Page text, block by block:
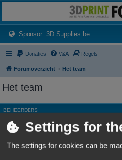
Het 3D print forum van de Benelux na de sluiting
Sponsor: 3D Supplies.be(Opens a
Donaties V&A Regels
Forumoverzicht Het team
Het team
BEHEERDERS
Rang, Gebruikersnaam Site Admin
Settings for
The settings for cookies can be